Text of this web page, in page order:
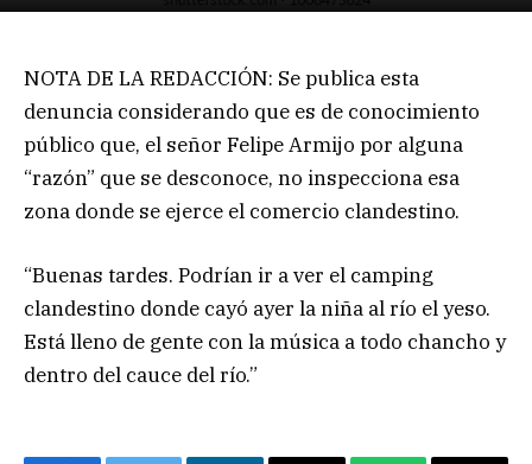
NOTA DE LA REDACCIÓN: Se publica esta
denuncia considerando que es de conocimiento
público que, el señor Felipe Armijo por alguna
“razón” que se desconoce, no inspecciona esa
zona donde se ejerce el comercio clandestino.
“Buenas tardes. Podrían ir a ver el camping
clandestino donde cayó ayer la niña al río el yeso.
Está lleno de gente con la música a todo chancho y
dentro del cauce del río.”